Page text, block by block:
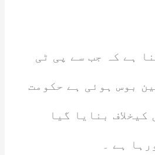
ہے کہ جب سے پی ٹی
بوس ہوئی ہے حکومت
بنایا گیا
ہے ۔